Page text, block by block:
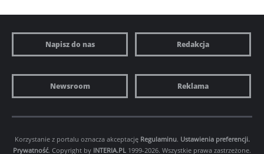
Napisz do nas Redakcja
Newsroom Reklama
Korzystanie z portalu oznacza akceptację Regulaminu. Ustawienia preferencji.
Prywatność. Copyright by INTERIA.PL 1999-2026. Wszystkie prawa zastrzeżone.